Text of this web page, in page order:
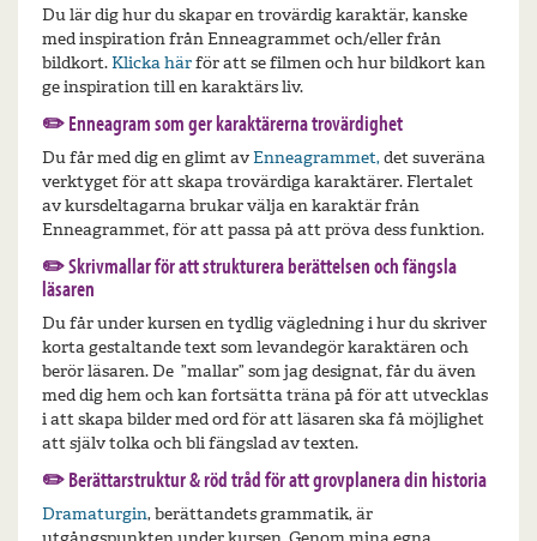
Du lär dig hur du skapar en trovärdig karaktär, kanske
med inspiration från Enneagrammet och/eller från
bildkort.Klicka härför att se filmen och hur bildkort kan
ge inspiration till en karaktärs liv.
✏️Enneagram som ger karaktärerna trovärdighet
Du får med dig en glimt avEnneagrammet,det suveräna
verktyget för att skapa trovärdiga karaktärer. Flertalet
av kursdeltagarna brukar välja en karaktär från
Enneagrammet, för att passa på att pröva dess funktion.
✏️Skrivmallar för att strukturera berättelsen och fängsla
läsaren
Du får under kursen en tydlig vägledning i hur du skriver
korta gestaltande text som levandegör karaktären och
berör läsaren. De ”mallar” som jag designat, får du även
med dig hem och kan fortsätta träna på för att utvecklas
i att skapa bilder med ord för att läsaren ska få möjlighet
att själv tolka och bli fängslad av texten.
✏️ Berättarstruktur & röd tråd för att grovplanera din historia
Dramaturgin, berättandets grammatik, är